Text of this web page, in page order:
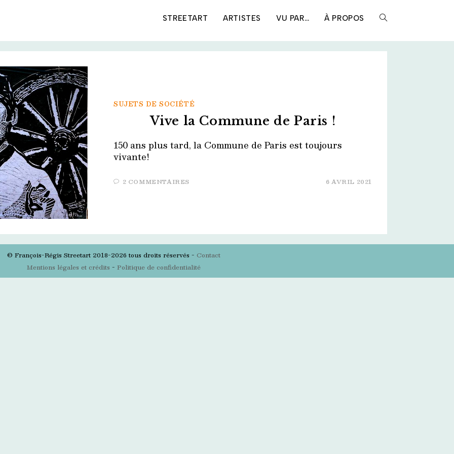
STREETART ARTISTES VU PAR… À PROPOS TOGGLE
SUJETS DE SOCIÉTÉ
Vive la Commune de Paris !
150 ans plus tard, la Commune de Paris est toujours
vivante!
2 COMMENTAIRES 6 AVRIL 2021
© François-Régis Streetart 2018-2026 tous droits réservés - Contact
Mentions légales et crédits - Politique de confidentialité